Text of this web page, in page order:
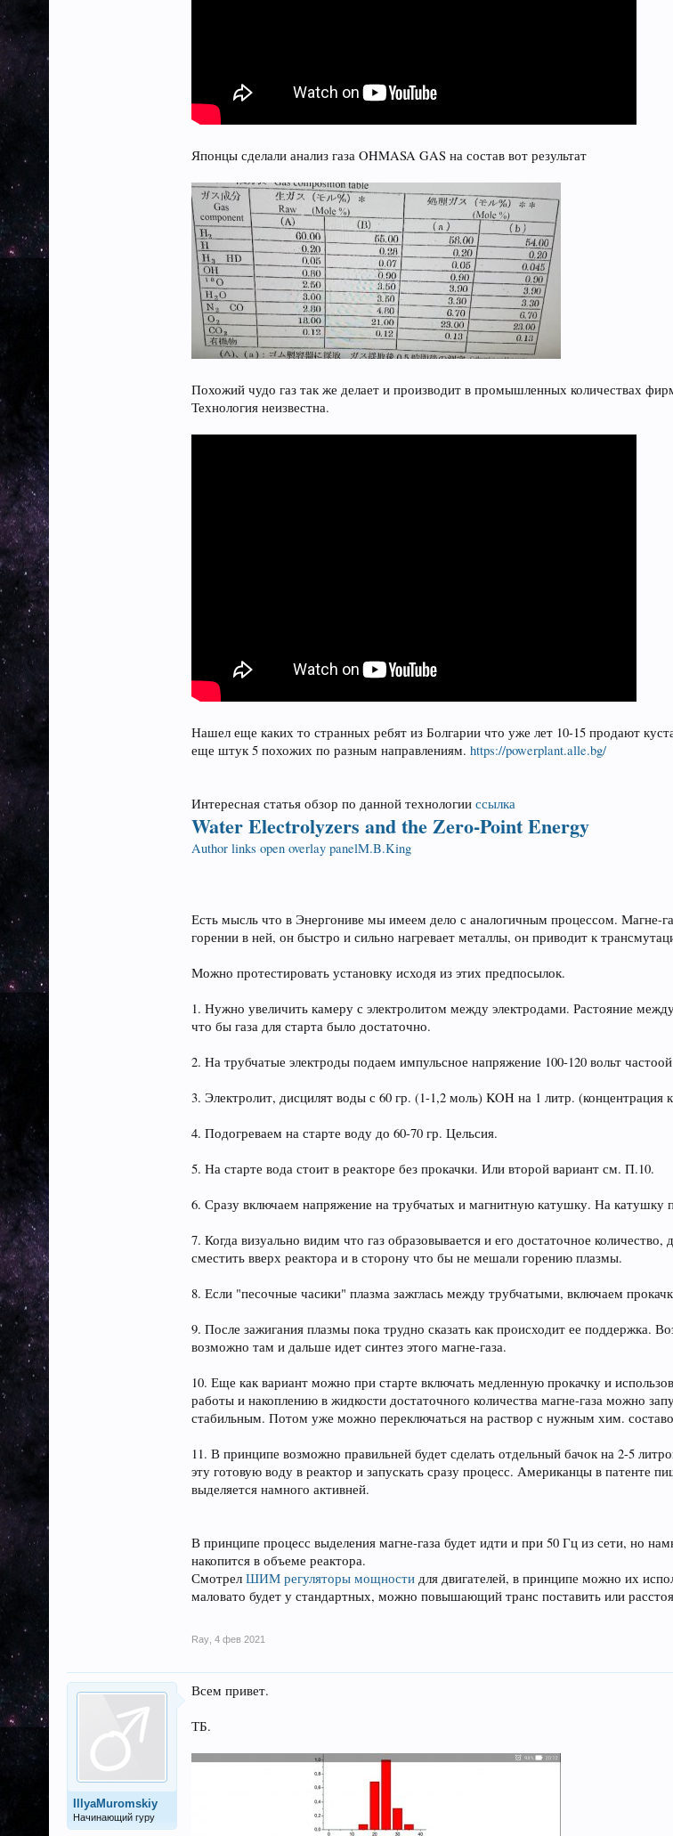
Японцы сделали анализ газа OHMASA GAS на состав вот результат
Похожий чудо газ так же делает и производит в промышленных количествах
Технология неизвестна.
Нашел еще каких то странных ребят из Болгарии что уже лет 10-15 продают
еще штук 5 похожих по разным направлениям. https://powerplant.alle.bg/
Интересная статья обзор по данной технологии ссылка
Water Electrolyzers and the Zero-Point Energy
Author links open overlay panelM.B.King
Есть мысль что в Энергониве мы имеем дело с аналогичным процессом. Магне-
горении в ней, он быстро и сильно нагревает металлы, он приводит к
Можно протестировать установку исходя из этих предпосылок.
1. Нужно увеличить камеру с электролитом между электродами. Растояние
что бы газа для старта было достаточно.
2. На трубчатые электроды подаем импульсное напряжение 100-120 вольт частоой
3. Электролит, дисцилят воды с 60 гр. (1-1,2 моль) KOH на 1 литр. (концентрация
4. Подогреваем на старте воду до 60-70 гр. Цельсия.
5. На старте вода стоит в реакторе без прокачки. Или второй вариант см. П.10.
6. Сразу включаем напряжение на трубчатых и магнитную катушку. На катушку
7. Когда визуально видим что газ образовывается и его достаточное
сместить вверх реактора и в сторону что бы не мешали горению плазмы.
8. Если "песочные часики" плазма зажглась между трубчатыми, включаем
9. После зажигания плазмы пока трудно сказать как происходит ее поддержка.
возможно там и дальше идет синтез этого магне-газа.
10. Еще как вариант можно при старте включать медленную прокачку и
работы и накоплению в жидкости достаточного количества магне-газа можно
стабильным. Потом уже можно переключаться на раствор с нужным хим.
11. В принципе возможно правильней будет сделать отдельный бачок на 2-5
эту готовую воду в реактор и запускать сразу процесс. Американцы в патенте
выделяется намного активней.
В принципе процесс выделения магне-газа будет идти и при 50 Гц из сети, но
накопится в объеме реактора.
Смотрел ШИМ регуляторы мощности для двигателей, в принципе можно их
маловато будет у стандартных, можно повышающий транс поставить или
Ray 4 фев 2021
IllyaMuromskiy
Начинающий гуру
Всем привет.
ТБ.